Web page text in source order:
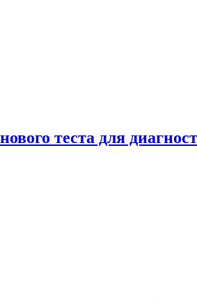
теста для